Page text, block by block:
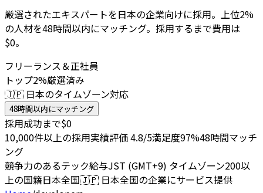
厳選されたエキスパートを日本の企業向けに採用。上位2%
の人材を48時間以内にマッチング。採用するまで費用は
$0。
フリーランス＆正社員
トップ2%厳選済み
🇯🇵 日本のタイムゾーン対応
48時間以内にマッチング
採用成功まで$0
10,000件以上の採用実績評価 4.8/5満足度97%48時間マッチ
ング
競争力のあるテック給与JST (GMT+9) タイムゾーン200以
上の国籍日本全国🇯🇵 日本全国の企業にサービス提供